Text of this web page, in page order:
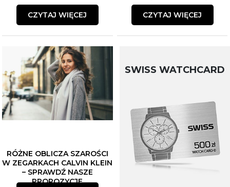
CZYTAJ WIĘCEJ CZYTAJ WIĘCEJ
RÓŻNE OBLICZA SZAROŚCI
W ZEGARKACH CALVIN KLEIN
– SPRAWDŹ NASZE
PROPOZYCJE
SWISS WATCHCARD